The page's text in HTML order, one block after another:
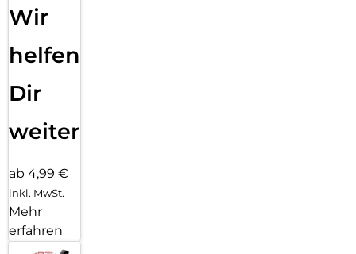
Wir
helfen
Dir
weiter
ab 4,99 €
inkl. MwSt.
Mehr
erfahren